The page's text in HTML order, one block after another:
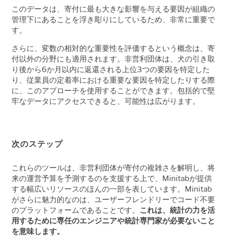
このデータは、寄付に最も大きな影響を与える要因が組織の
管理下にあることを浮き彫りにしているため、非常に重要で
す。
さらに、変数の相対的な重要性を評価するという概念は、寄
付以外の分野にも適用されます。非営利団体は、犬の引き取
り後から6か月以内に返還される上位3つの要因を特定した
り、従業員の定着率における重要な要因を特定したりする際
に、このアプローチを使用することができます。包括的で堅
牢なデータにアクセスできると、可能性は広がります。
次のステップ
これらのツールは、非営利団体が寄付の複雑さを解明し、将
来の運営予算を予測するのを支援する上で、Minitabが提供
する幅広いリソースのほんの一部を表しています。
Minitab
がさらに魅力的なのは、ユーザーフレンドリーでコード不要
のプラットフォームであることです。 これは、統計の力を活
用するために専任のエンジニアや統計専門家が必要ないこと
を意味します。